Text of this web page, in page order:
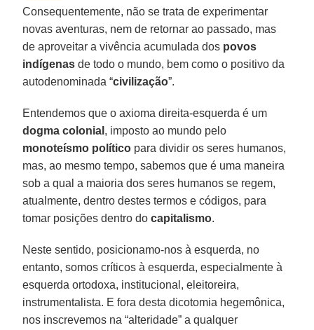
Consequentemente, não se trata de experimentar
novas aventuras, nem de retornar ao passado, mas
de aproveitar a vivência acumulada dos povos
indígenas de todo o mundo, bem como o positivo da
autodenominada “civilização”.
Entendemos que o axioma direita-esquerda é um
dogma colonial , imposto ao mundo pelo
monoteísmo político para dividir os seres humanos,
mas, ao mesmo tempo, sabemos que é uma maneira
sob a qual a maioria dos seres humanos se regem,
atualmente, dentro destes termos e códigos, para
tomar posições dentro docapitalismo.
Neste sentido, posicionamo-nos à esquerda, no
entanto, somos críticos à esquerda, especialmente à
esquerda ortodoxa, institucional, eleitoreira,
instrumentalista. E fora desta dicotomia hegemônica,
nos inscrevemos na “alteridade” a qualquer